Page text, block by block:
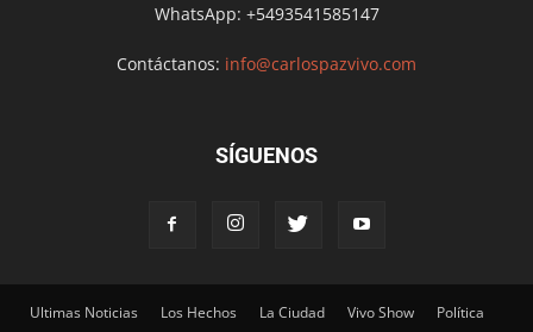
WhatsApp: +5493541585147
Contáctanos: info@carlospazvivo.com
SÍGUENOS
Ultimas Noticias Los Hechos La Ciudad Vivo Show
Política